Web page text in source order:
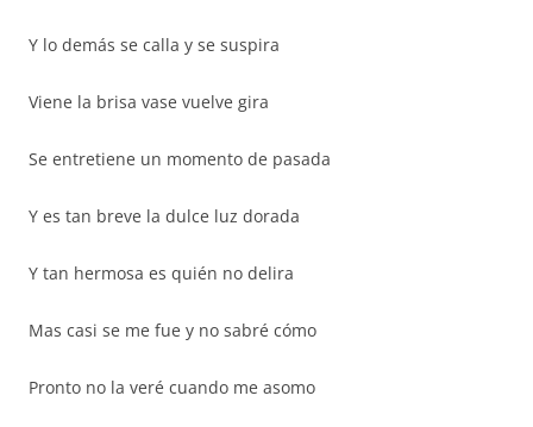
Y lo demás se calla y se suspira
Viene la brisa vase vuelve gira
Se entretiene un momento de pasada
Y es tan breve la dulce luz dorada
Y tan hermosa es quién no delira
Mas casi se me fue y no sabré cómo
Pronto no la veré cuando me asomo